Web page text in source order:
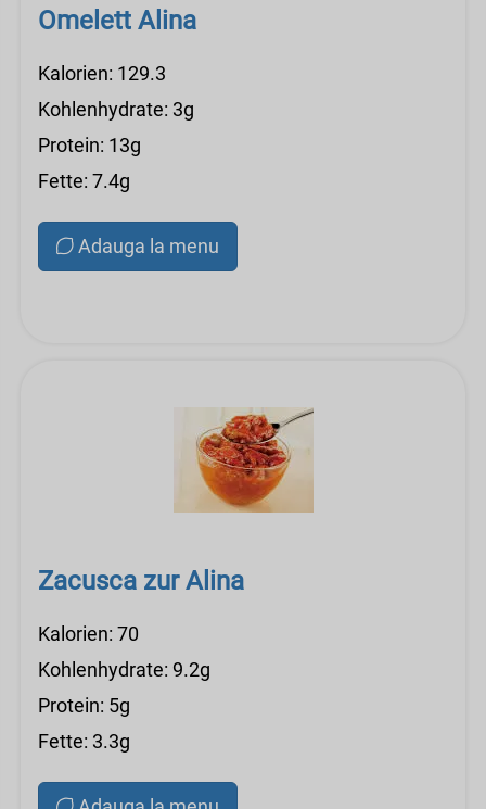
Omelett Alina
Kalorien: 129.3
Kohlenhydrate: 3g
Protein: 13g
Fette: 7.4g
Adauga la menu
Zacusca zur Alina
Kalorien: 70
Kohlenhydrate: 9.2g
Protein: 5g
Fette: 3.3g